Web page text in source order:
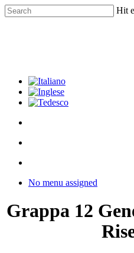
Skip
to
Hit
Menu
search
Menu No menu assigned
Grappa 12